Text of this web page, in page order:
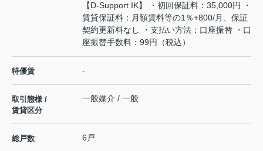
【D-Support IK】 ・初回保証料：35,000円 ・
賃貸保証料：月額賃料等の1％+800/月、保証
契約更新料なし ・支払い方法：口座振替 ・口
座振替手数料：99円（税込）
特優賃 -
取引態様 /
賃貸区分
一般媒介 / 一般
総戸数 6戸